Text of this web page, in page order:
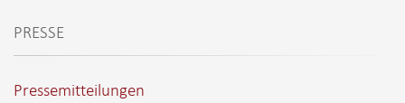
PRESSE
Pressemitteilungen